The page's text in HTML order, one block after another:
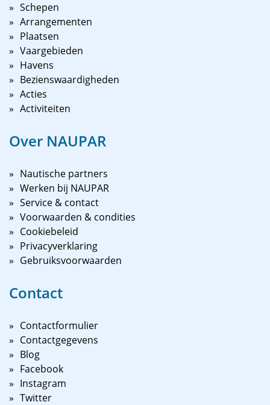
Schepen
Arrangementen
Plaatsen
Vaargebieden
Havens
Bezienswaardigheden
Acties
Activiteiten
Over NAUPAR
Nautische partners
Werken bij NAUPAR
Service & contact
Voorwaarden & condities
Cookiebeleid
Privacyverklaring
Gebruiksvoorwaarden
Contact
Contactformulier
Contactgegevens
Blog
Facebook
Instagram
Twitter